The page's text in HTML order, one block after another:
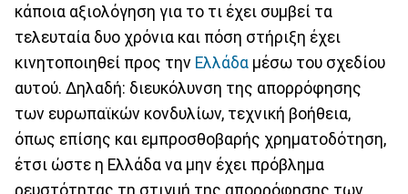
κάποια αξιολόγηση για το τι έχει συμβεί τα
τελευταία δυο χρόνια και πόση στήριξη έχει
κινητοποιηθεί προς την Ελλάδα μέσω του σχεδίου
αυτού. Δηλαδή: διευκόλυνση της απορρόφησης
των ευρωπαϊκών κονδυλίων, τεχνική βοήθεια,
όπως επίσης και εμπροσθοβαρής χρηματοδότηση,
έτσι ώστε η Ελλάδα να μην έχει πρόβλημα
ρευστότητας τη στιγμή της απορρόφησης των